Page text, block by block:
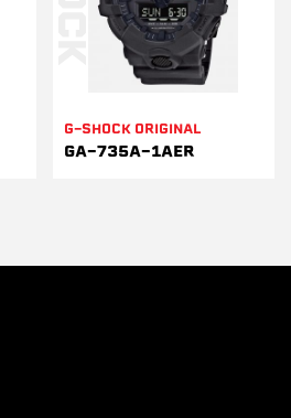
G-SHOCK ORIGINAL
GA-735A-1AER